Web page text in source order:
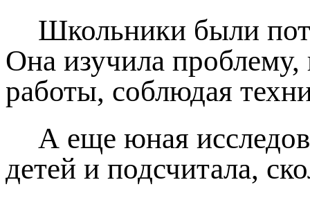
Школьники были
Она изучила
работы, соблюдая
А еще юная
детей и подсчитала,